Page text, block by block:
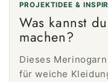
PROJEKTIDEE &
Was kannst
machen?
Dieses
für weiche